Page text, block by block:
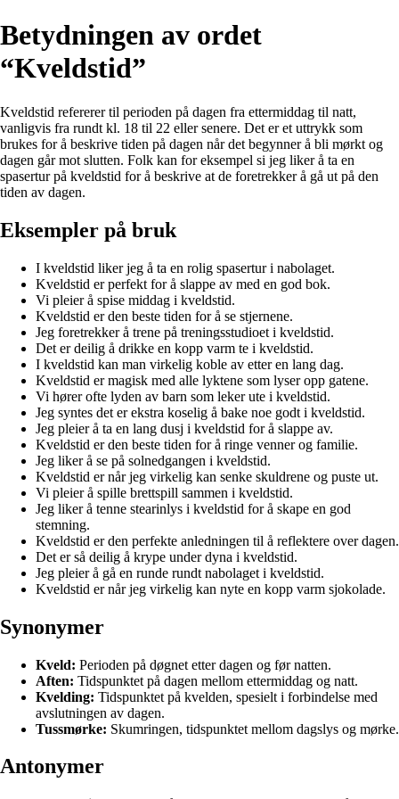
Betydningen av ordet
“Kveldstid”
Kveldstid refererer til perioden på dagen fra ettermiddag til natt,
vanligvis fra rundt kl. 18 til 22 eller senere. Det er et uttrykk som
brukes for å beskrive tiden på dagen når det begynner å bli mørkt og
dagen går mot slutten. Folk kan for eksempel si jeg liker å ta en
spasertur på kveldstid for å beskrive at de foretrekker å gå ut på den
tiden av dagen.
Eksempler på bruk
I kveldstid liker jeg å ta en rolig spasertur i nabolaget.
Kveldstid er perfekt for å slappe av med en god bok.
Vi pleier å spise middag i kveldstid.
Kveldstid er den beste tiden for å se stjernene.
Jeg foretrekker å trene på treningsstudioet i kveldstid.
Det er deilig å drikke en kopp varm te i kveldstid.
I kveldstid kan man virkelig koble av etter en lang dag.
Kveldstid er magisk med alle lyktene som lyser opp gatene.
Vi hører ofte lyden av barn som leker ute i kveldstid.
Jeg syntes det er ekstra koselig å bake noe godt i kveldstid.
Jeg pleier å ta en lang dusj i kveldstid for å slappe av.
Kveldstid er den beste tiden for å ringe venner og familie.
Jeg liker å se på solnedgangen i kveldstid.
Kveldstid er når jeg virkelig kan senke skuldrene og puste ut.
Vi pleier å spille brettspill sammen i kveldstid.
Jeg liker å tenne stearinlys i kveldstid for å skape en god
stemning.
Kveldstid er den perfekte anledningen til å reflektere over dagen.
Det er så deilig å krype under dyna i kveldstid.
Jeg pleier å gå en runde rundt nabolaget i kveldstid.
Kveldstid er når jeg virkelig kan nyte en kopp varm sjokolade.
Synonymer
Kveld: Perioden på døgnet etter dagen og før natten.
Aften: Tidspunktet på dagen mellom ettermiddag og natt.
Kvelding: Tidspunktet på kvelden, spesielt i forbindelse med
avslutningen av dagen.
Tussmørke: Skumringen, tidspunktet mellom dagslys og mørke.
Antonymer